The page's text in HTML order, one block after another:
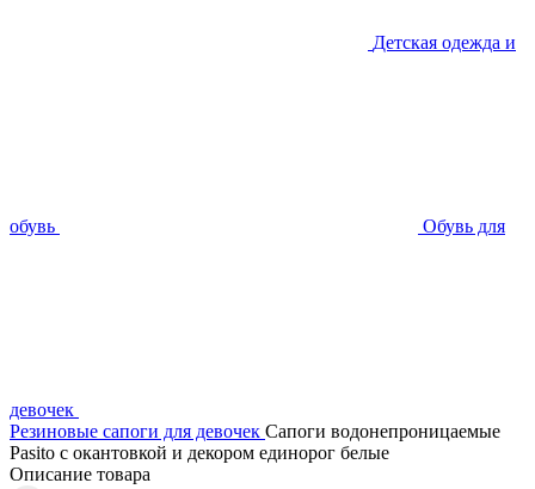
Детская одежда и
обувь Обувь для
девочек
Резиновые сапоги для девочек Сапоги водонепроницаемые
Pasito с окантовкой и декором единорог белые
Описание товара